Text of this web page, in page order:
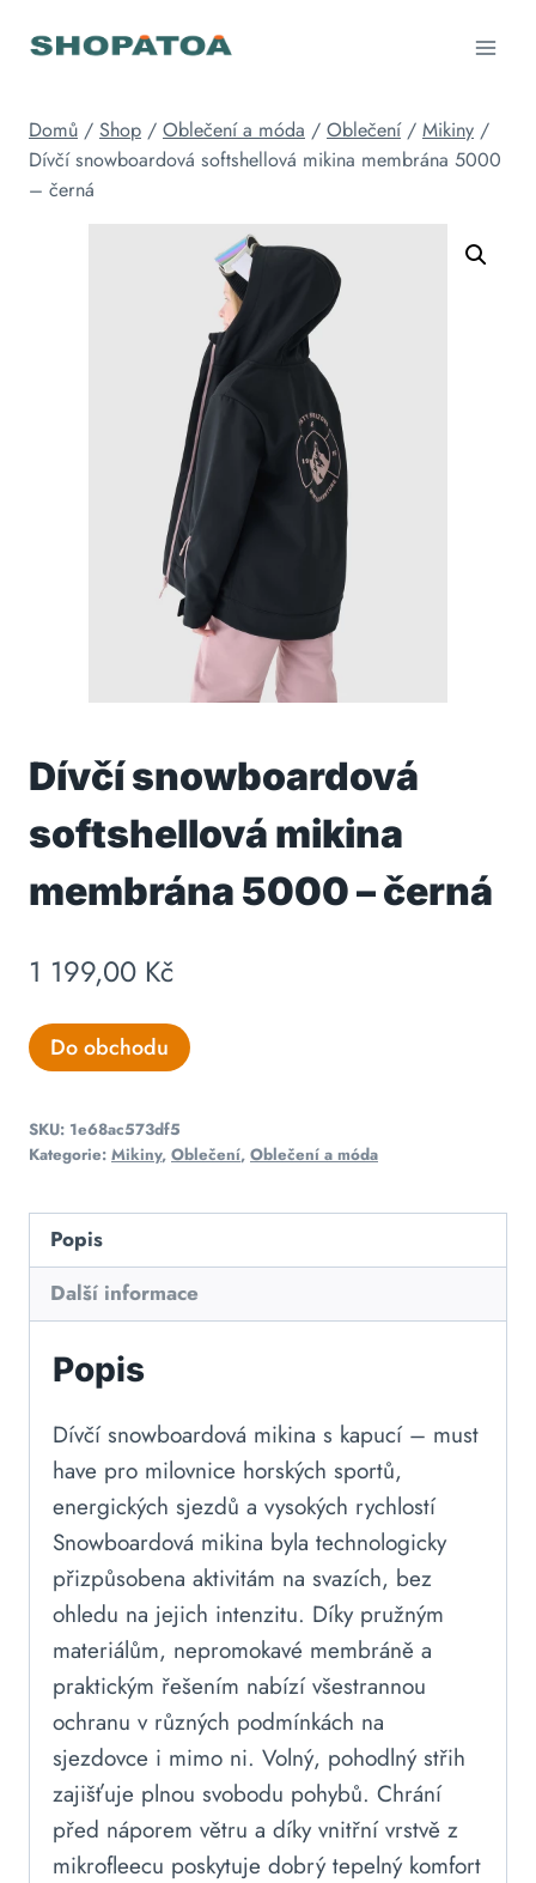
Domů / Shop / Oblečení a móda / Oblečení / Mikiny /
Dívčí snowboardová softshellová mikina membrána 5000
– černá
Dívčí snowboardová
softshellová mikina
membrána 5000 – černá
1 199,00 Kč
Do obchodu
SKU: 1e68ac573df5
Kategorie: Mikiny, Oblečení, Oblečení a móda
Popis
Další informace
Popis
Dívčí snowboardová mikina s kapucí – must
have pro milovnice horských sportů,
energických sjezdů a vysokých rychlostí
Snowboardová mikina byla technologicky
přizpůsobena aktivitám na svazích, bez
ohledu na jejich intenzitu. Díky pružným
materiálům, nepromokavé membráně a
praktickým řešením nabízí všestrannou
ochranu v různých podmínkách na
sjezdovce i mimo ni. Volný, pohodlný střih
zajišťuje plnou svobodu pohybů. Chrání
před náporem větru a díky vnitřní vrstvě z
mikrofleecu poskytuje dobrý tepelný komfort